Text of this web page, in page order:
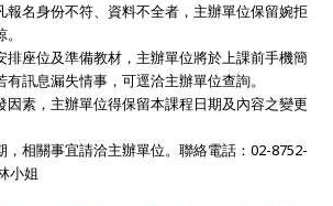
報名身份不符、資料不全者，主辦單位保留婉拒
排座位及準備教材，主辦單位將於上課前手機簡
訊息漏失情事，可逕洽主辦單位查詢。
因素，主辦單位得保留本課程日期及內容之變更
，相關事宜請洽主辦單位。聯絡電話：02-8752-
小姐